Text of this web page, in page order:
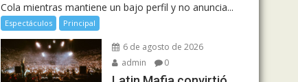
Cola mientras mantiene un bajo perfil y no anuncia...
Espectáculos Principal
6 de agosto de 2026
admin
0